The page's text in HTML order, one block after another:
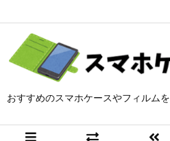
おすすめのスマホケースやフィルムを